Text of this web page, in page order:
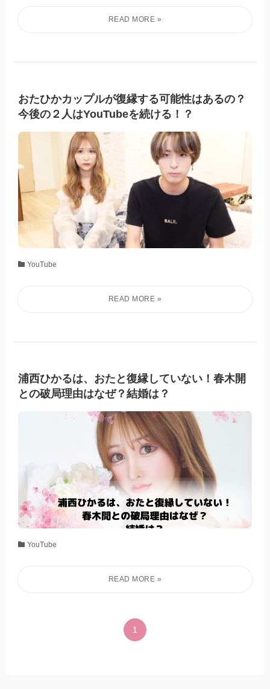
おたひかカップルが復縁する可能性はあるの？
今後の２人はYouTubeを続ける！？
YouTube
浦西ひかるは、おたと復縁していない！春木開
との破局理由はなぜ？結婚は？
YouTube
1